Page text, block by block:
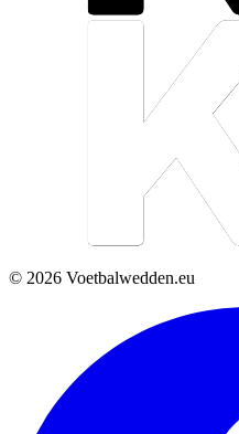
© 2026 Voetbalwedden.eu